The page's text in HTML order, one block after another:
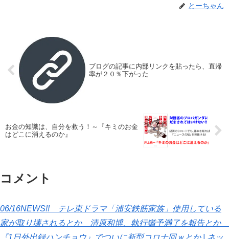
とーちゃん
ブログの記事に内部リンクを貼ったら、直帰
率が２０％下がった
お金の知識は、自分を救う！～『キミのお金
はどこに消えるのか』
コメント
06/16NEWS!! テレ東ドラマ「浦安鉄筋家族」使用している
家が取り壊されるとか 清原和博、執行猶予満了を報告とか
『1日外出録ハンチョウ』でついに新型コロナ回ｗとか | ネッ